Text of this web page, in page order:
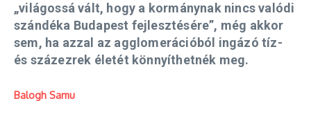
„világossá vált, hogy a kormánynak nincs valódi
szándéka Budapest fejlesztésére”, még akkor
sem, ha azzal az agglomerációból ingázó tíz-
és százezrek életét könnyíthetnék meg.
Balogh Samu